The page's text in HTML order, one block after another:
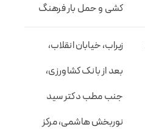
کشی و حمل بار فرهنگ
زیراب، خیابان انقلاب،
بعد از بانک کشاورزی،
جنب مطب دکتر سید
نوربخش هاشمی، مرکز